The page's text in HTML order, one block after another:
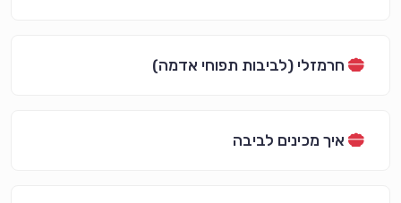
חרמזלי (לביבות תפוחי אדמה)
איך מכינים לביבה